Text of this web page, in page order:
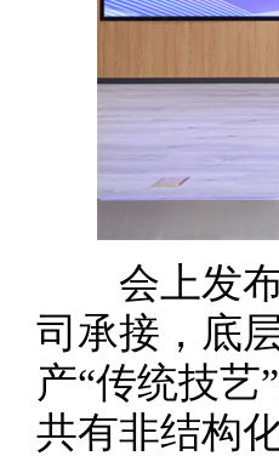
会上发布
司承接，底
产“传统技艺
共有非结构